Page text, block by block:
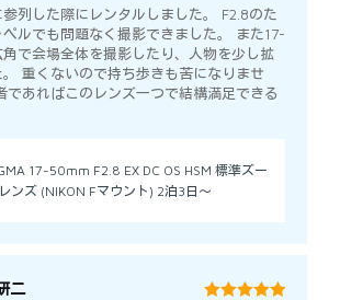
列した際にレンタルしました。 F2.8のた
ルでも問題なく撮影できました。 また17-
で会場全体を撮影したり、人物を少し拡
重くないので持ち歩きも苦になりませ
であればこのレンズ一つで結構満足できる
17-50mm F2.8 EX DC OS HSM 標準ズー
ンズ (NIKON Fマウント) 2泊3日～
二